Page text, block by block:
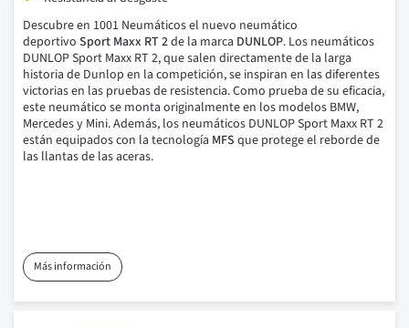
Descubre en 1001 Neumáticos el nuevo neumático
deportivo Sport Maxx RT 2de la marca DUNLOP. Los neumáticos
DUNLOP Sport Maxx RT 2, que salen directamente de la larga
historia de Dunlop en la competición, se inspiran en las diferentes
victorias en las pruebas de resistencia.Como prueba de su eficacia,
este neumático se monta originalmente en los modelos BMW,
Mercedes y Mini.Además, los neumáticos DUNLOP Sport Maxx RT 2
están equipados con la tecnología MFS que protege el reborde de
las llantas de las aceras.
Más información